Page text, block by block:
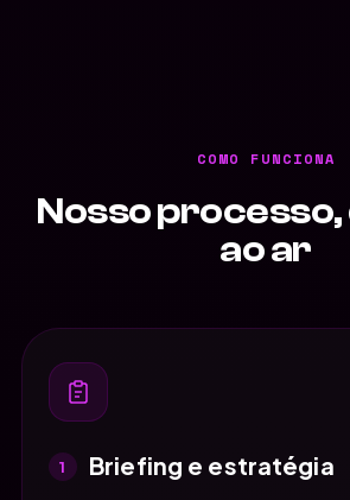
COMO FUNCIONA
Nosso processo,
ao ar
1 Briefing e estratégia